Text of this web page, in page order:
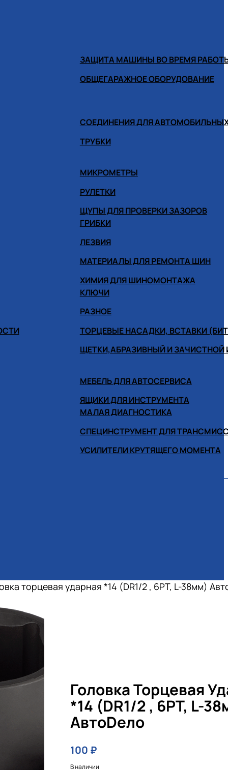
ЗАЩИТА МАШИНЫ ВО ВРЕМЯ
ОБЩЕГАРАЖНОЕ ОБОРУДОВАНИЕ
СОЕДИНЕНИЯ ДЛЯ
ТРУБКИ
МИКРОМЕТРЫ
РУЛЕТКИ
ЩУПЫ ДЛЯ ПРОВЕРКИ ЗАЗОРОВ
ГРИБКИ
ЛЕЗВИЯ
МАТЕРИАЛЫ ДЛЯ РЕМОНТА ШИН
ХИМИЯ ДЛЯ ШИНОМОНТАЖА
КЛЮЧИ
РАЗНОЕ
ТОРЦЕВЫЕ НАСАДКИ, ВСТАВКИ
ЩЕТКИ,АБРАЗИВНЫЙ И ЗАЧИСТНОЙ
МЕБЕЛЬ ДЛЯ АВТОСЕРВИСА
ЯЩИКИ ДЛЯ ИНСТРУМЕНТА
МАЛАЯ ДИАГНОСТИКА
СПЕЦИНСТРУМЕНТ ДЛЯ
УСИЛИТЕЛИ КРУТЯЩЕГО МОМЕНТА
торцевая ударная *14 (DR1/2 , 6PT, L-38мм)
Головка Торцевая
*14 (DR1/2 , 6PT, L-
АвтоDело
100 ₽
В наличии